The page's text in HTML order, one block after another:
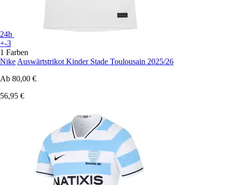
24h
+-3
1 Farben
Nike Auswärtstrikot Kinder Stade Toulousain 2025/26
Ab 80,00 €
56,95 €